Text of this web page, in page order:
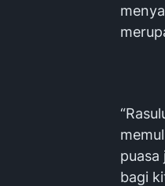
puasa
bagi